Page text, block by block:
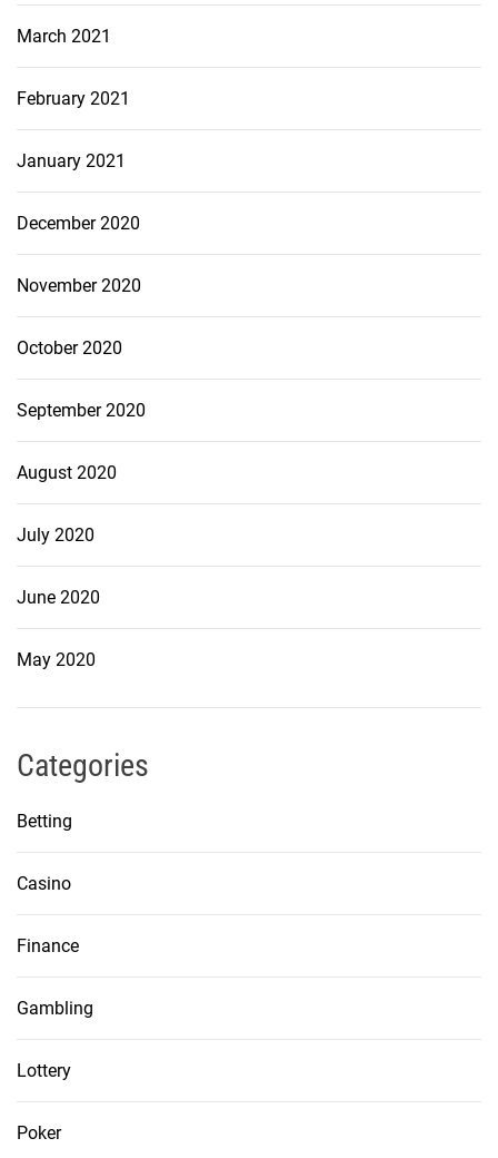
March 2021
February 2021
January 2021
December 2020
November 2020
October 2020
September 2020
August 2020
July 2020
June 2020
May 2020
Categories
Betting
Casino
Finance
Gambling
Lottery
Poker